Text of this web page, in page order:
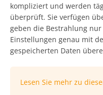
kompliziert und werden
überprüft. Sie verfügen
geben die Bestrahlung
Einstellungen genau mit
gespeicherten Daten
Lesen Sie mehr zu